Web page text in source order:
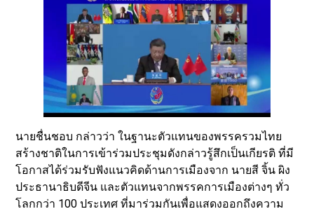
นายชื่นชอบ กล่าวว่า ในฐานะตัวแทนของพรรครวมไทย
สร้างชาติในการเข้าร่วมประชุมดังกล่าวรู้สึกเป็นเกียรติ ที่มี
โอกาสได้ร่วมรับฟังแนวคิดด้านการเมืองจาก นายสี จิ้น ผิง
ประธานาธิบดีจีน และตัวแทนจากพรรคการเมืองต่างๆ ทั่ว
โลกกว่า 100 ประเทศ ที่มาร่วมกันเพื่อแสดงออกถึงความ